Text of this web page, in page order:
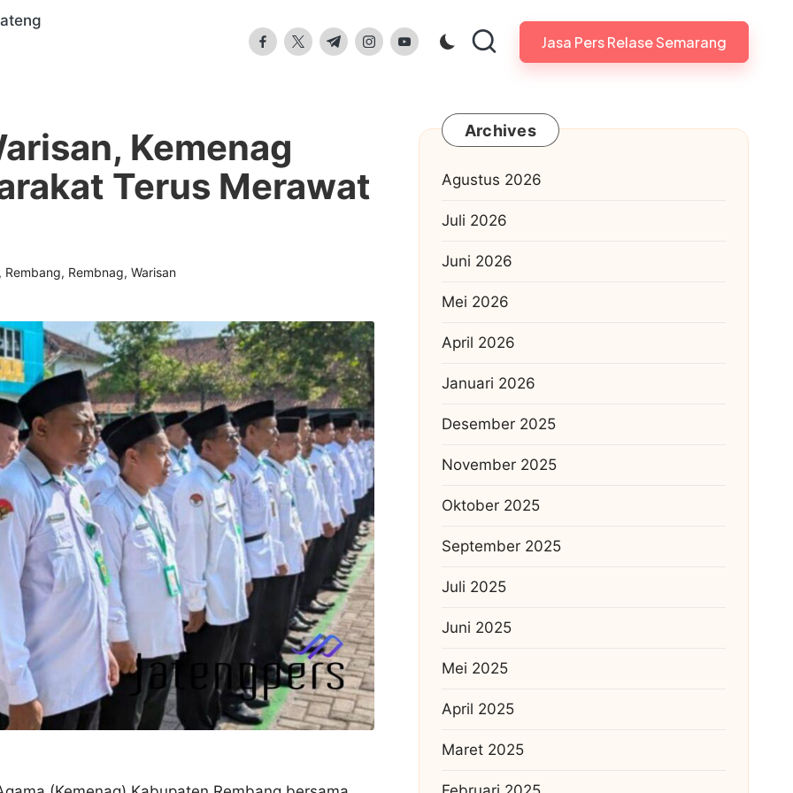
facebook.com
twitter.com
t.me instagram.com
youtube.com Jasa Pers Relase Semarang
Kemenag
Terus Merawat
, Rembang, Rembnag, Warisan
Archives
Agustus 2026
Juli 2026
Juni 2026
Mei 2026
April 2026
Januari 2026
Desember 2025
November 2025
Oktober 2025
September 2025
Juli 2025
Juni 2025
Mei 2025
April 2025
Maret 2025